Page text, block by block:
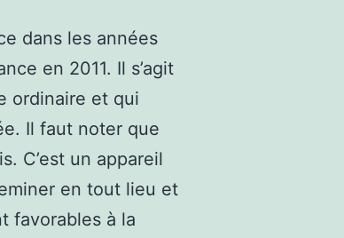
dans les années
en 2011. Il s’agit
ordinaire et qui
Il faut noter que
C’est un appareil
en tout lieu et
favorables à la